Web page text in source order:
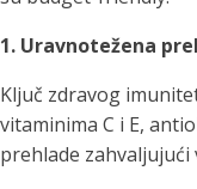
1. Uravnotežena
Ključ zdravog
vitaminima C i E,
prehlade zahvaljujući